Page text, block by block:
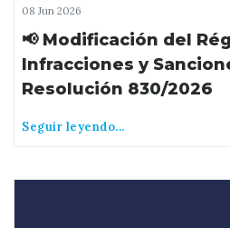
08 Jun 2026
📢 Modificación del
Infracciones y
Resolución 830/2026
Seguir leyendo...